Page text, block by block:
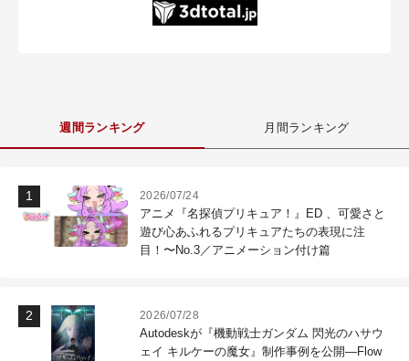
週間ランキング 月間ランキング
2026/07/24
アニメ『名探偵プリキュア！』ED 、可愛さと
遊び心あふれるプリキュアたちの表現に注
目！〜No.3／アニメーション付け篇
2026/07/28
Autodeskが『機動戦士ガンダム 閃光のハサウ
ェイ キルケーの魔女』制作事例を公開―Flow